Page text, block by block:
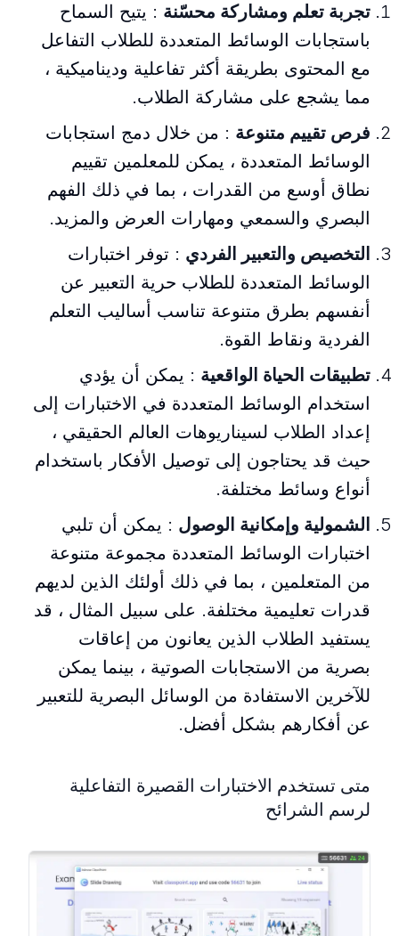
تجربة تعلم ومشاركة محسّنة : يتيح السماح
باستجابات الوسائط المتعددة للطلاب التفاعل
مع المحتوى بطريقة أكثر تفاعلية وديناميكية ،
مما يشجع على مشاركة الطلاب.
فرص تقييم متنوعة : من خلال دمج استجابات
الوسائط المتعددة ، يمكن للمعلمين تقييم
نطاق أوسع من القدرات ، بما في ذلك الفهم
البصري والسمعي ومهارات العرض والمزيد.
التخصيص والتعبير الفردي : توفر اختبارات
الوسائط المتعددة للطلاب حرية التعبير عن
أنفسهم بطرق متنوعة تناسب أساليب التعلم
الفردية ونقاط القوة.
تطبيقات الحياة الواقعية : يمكن أن يؤدي
استخدام الوسائط المتعددة في الاختبارات إلى
إعداد الطلاب لسيناريوهات العالم الحقيقي ،
حيث قد يحتاجون إلى توصيل الأفكار باستخدام
أنواع وسائط مختلفة.
الشمولية وإمكانية الوصول : يمكن أن تلبي
اختبارات الوسائط المتعددة مجموعة متنوعة
من المتعلمين ، بما في ذلك أولئك الذين لديهم
قدرات تعليمية مختلفة. على سبيل المثال ، قد
يستفيد الطلاب الذين يعانون من إعاقات
بصرية من الاستجابات الصوتية ، بينما يمكن
للآخرين الاستفادة من الوسائل البصرية للتعبير
عن أفكارهم بشكل أفضل.
متى تستخدم الاختبارات القصيرة التفاعلية
لرسم الشرائح